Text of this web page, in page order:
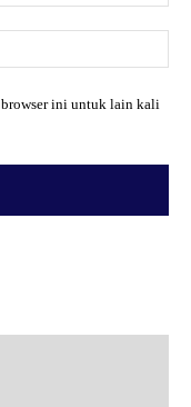
browser ini untuk lain kali